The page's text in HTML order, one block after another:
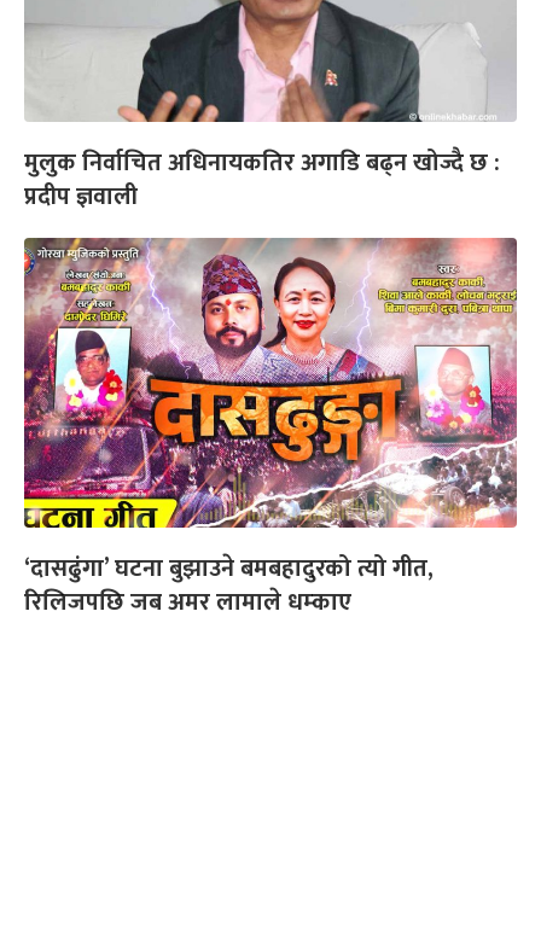
मुलुक निर्वाचित अधिनायकतिर अगाडि बढ्न खोज्दै छ :
प्रदीप ज्ञवाली
‘दासढुंगा’ घटना बुझाउने बमबहादुरको त्यो गीत,
रिलिजपछि जब अमर लामाले धम्काए